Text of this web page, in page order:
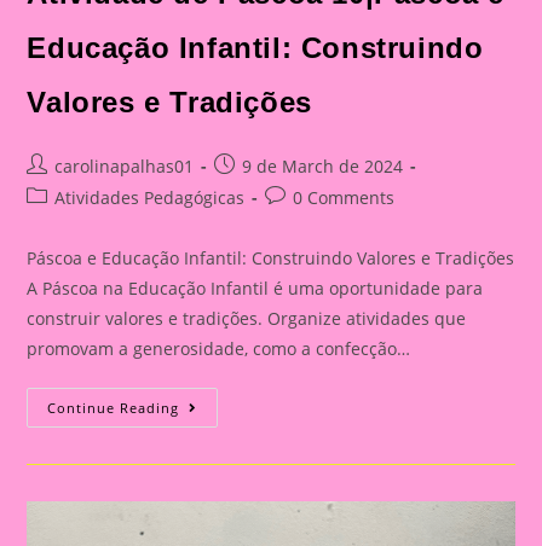
Educação Infantil: Construindo
Valores e Tradições
Post
author:
carolinapalhas01
Post
published:
9 de March de 2024
PostAtividades Pedagógicas
Post0 Comments
Páscoa e Educação Infantil: Construindo Valores e Tradições
A Páscoa na Educação Infantil é uma oportunidade para
construir valores e tradições. Organize atividades que
promovam a generosidade, como a confecção…
Continue Reading Atividade
De
10|Páscoa
Infantil: